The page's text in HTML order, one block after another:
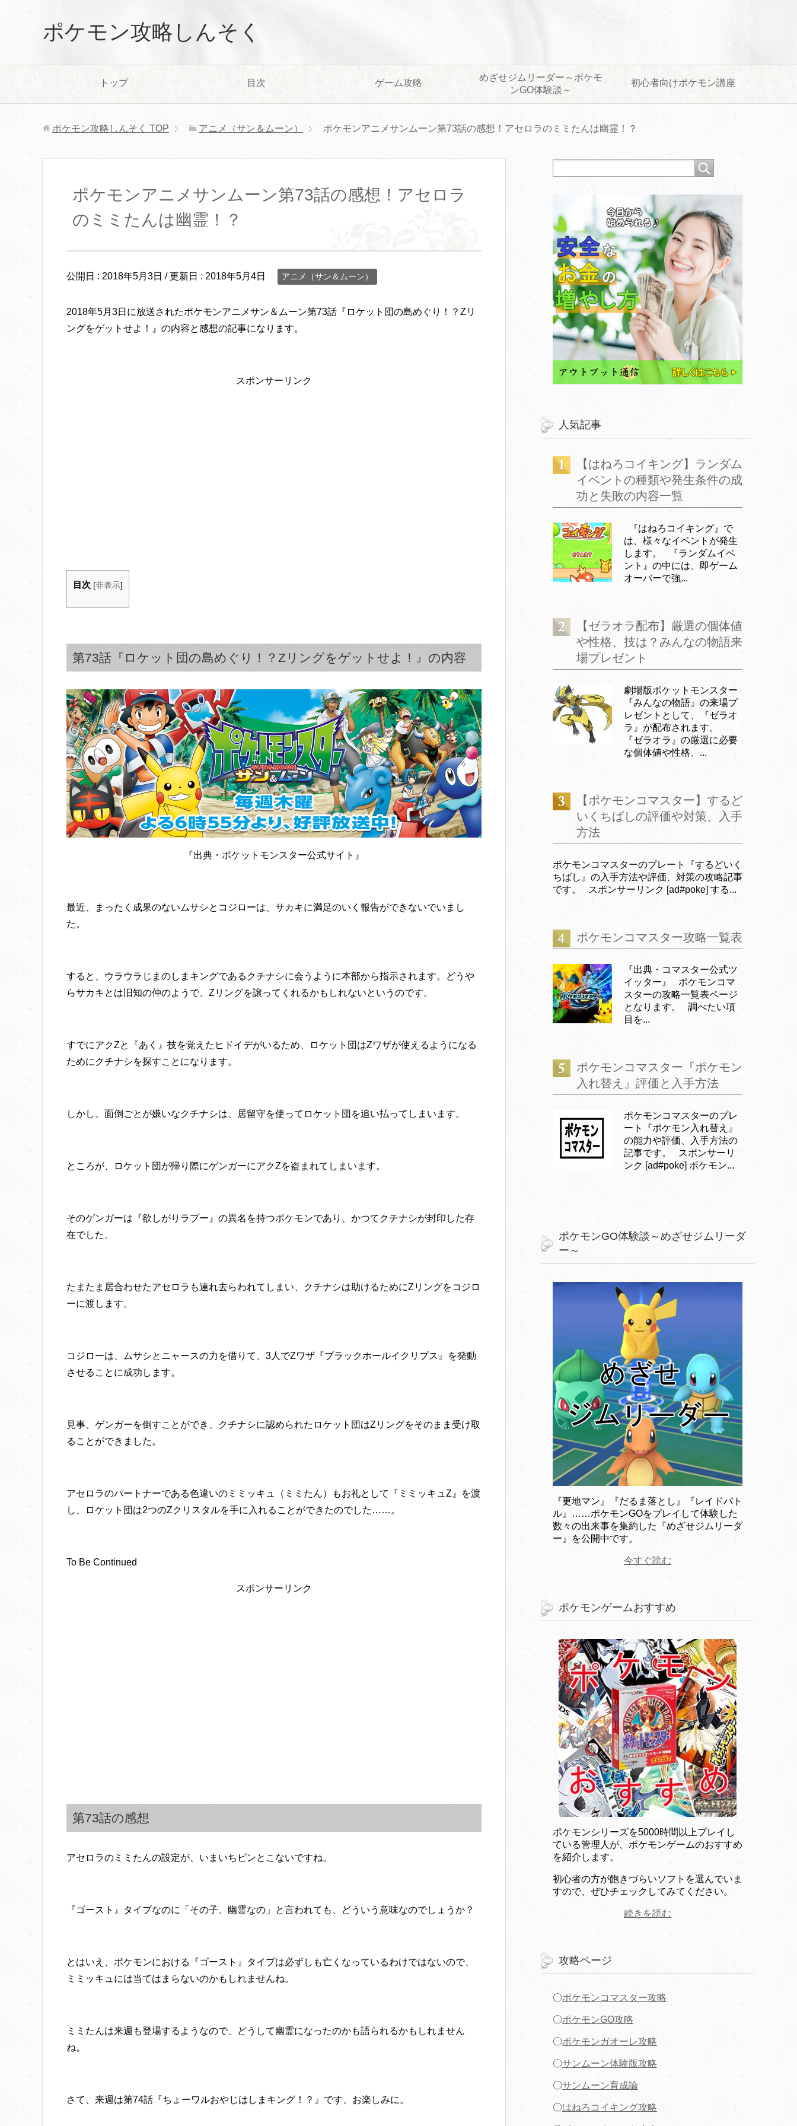
ポケモン攻略しんそく
トップ 目次 ゲーム攻略
めざせジムリーダー～ポケモ
ンGO体験談～
初心者向けポケモン講座
ポケモン攻略しんそく TOP アニメ（サン＆ムーン） ポケモンアニメサンムーン第73話の感想！アセロラのミミたんは幽霊！？
ポケモンアニメサンムーン第73話の感想！アセロラ
のミミたんは幽霊！？
公開日 : 2018年5月3日 / 更新日 : 2018年5月4日 アニメ（サン＆ムーン）
2018年5月3日に放送されたポケモンアニメサン＆ムーン第73話『ロケット団の島めぐり！？Zリ
ングをゲットせよ！』の内容と感想の記事になります。
スポンサーリンク
目次 [非表示]
第73話『ロケット団の島めぐり！？Zリングをゲットせよ！』の内容
『出典・ポケットモンスター公式サイト』
最近、まったく成果のないムサシとコジローは、サカキに満足のいく報告ができないでいまし
た。
すると、ウラウラじまのしまキングであるクチナシに会うように本部から指示されます。どうや
らサカキとは旧知の仲のようで、Zリングを譲ってくれるかもしれないというのです。
すでにアクZと『あく』技を覚えたヒドイデがいるため、ロケット団はZワザが使えるようになる
ためにクチナシを探すことになります。
しかし、面倒ごとが嫌いなクチナシは、居留守を使ってロケット団を追い払ってしまいます。
ところが、ロケット団が帰り際にゲンガーにアクZを盗まれてしまいます。
そのゲンガーは『欲しがりラプー』の異名を持つポケモンであり、かつてクチナシが封印した存
在でした。
たまたま居合わせたアセロラも連れ去らわれてしまい、クチナシは助けるためにZリングをコジロ
ーに渡します。
コジローは、ムサシとニャースの力を借りて、3人でZワザ『ブラックホールイクリプス』を発動
させることに成功します。
見事、ゲンガーを倒すことができ、クチナシに認められたロケット団はZリングをそのまま受け取
ることができました。
アセロラのパートナーである色違いのミミッキュ（ミミたん）もお礼として『ミミッキュZ』を渡
し、ロケット団は2つのZクリスタルを手に入れることができたのでした……。
To Be Continued
スポンサーリンク
第73話の感想
アセロラのミミたんの設定が、いまいちピンとこないですね。
『ゴースト』タイプなのに「その子、幽霊なの」と言われても、どういう意味なのでしょうか？
とはいえ、ポケモンにおける『ゴースト』タイプは必ずしも亡くなっているわけではないので、
ミミッキュには当てはまらないのかもしれませんね。
ミミたんは来週も登場するようなので、どうして幽霊になったのかも語られるかもしれません
ね。
さて、来週は第74話『ちょーワルおやじはしまキング！？』です、お楽しみに。
人気記事
【はねろコイキング】ランダム
イベントの種類や発生条件の成
功と失敗の内容一覧
『はねろコイキング』で
は、様々なイベントが発生
します。 『ランダムイベ
ント』の中には、即ゲーム
オーバーで強...
【ゼラオラ配布】厳選の個体値
や性格、技は？みんなの物語来
場プレゼント
劇場版ポケットモンスター
『みんなの物語』の来場プ
レゼントとして、『ゼラオ
ラ』が配布されます。
『ゼラオラ』の厳選に必要
な個体値や性格、...
【ポケモンコマスター】するど
いくちばしの評価や対策、入手
方法
ポケモンコマスターのプレート『するどいく
ちばし』の入手方法や評価、対策の攻略記事
です。 スポンサーリンク [ad#poke] する...
ポケモンコマスター攻略一覧表
『出典・コマスター公式ツ
イッター』 ポケモンコマ
スターの攻略一覧表ページ
となります。 調べたい項
目を...
ポケモンコマスター『ポケモン
入れ替え』評価と入手方法
ポケモンコマスターのプレ
ート『ポケモン入れ替え』
の能力や評価、入手方法の
記事です。 スポンサーリ
ンク [ad#poke] ポケモン...
ポケモンGO体験談～めざせジムリーダ
ー～
『更地マン』『だるま落とし』『レイドバト
ル』……ポケモンGOをプレイして体験した
数々の出来事を集約した『めざせジムリーダ
ー』を公開中です。
今すぐ読む
ポケモンゲームおすすめ
ポケモンシリーズを5000時間以上プレイし
ている管理人が、ポケモンゲームのおすすめ
を紹介します。
初心者の方が飽きづらいソフトを選んでいま
すので、ぜひチェックしてみてください。
続きを読む
攻略ページ
〇ポケモンコマスター攻略
〇ポケモンGO攻略
〇ポケモンガオーレ攻略
〇サンムーン体験版攻略
〇サンムーン育成論
〇はねろコイキング攻略